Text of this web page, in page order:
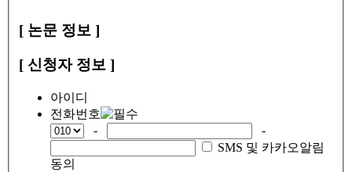
[ 논문 정보 ]
[ 신청자 정보 ]
아이디
전화번호
-
-
SMS 및 카카오알림
동의